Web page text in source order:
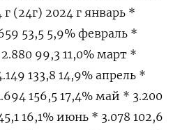
(24г) 2024 г январь *
53,5 5,9% февраль *
2.880 99,3 11,0% март *
133,8 14,9% апрель *
156,5 17,4% май * 3.200
16,1% июнь * 3.078 102,6